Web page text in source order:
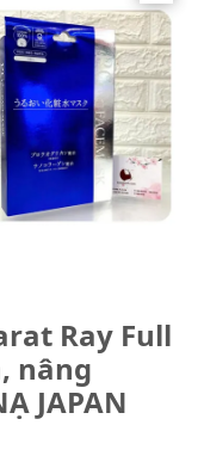
Ray Full
nâng
JAPAN